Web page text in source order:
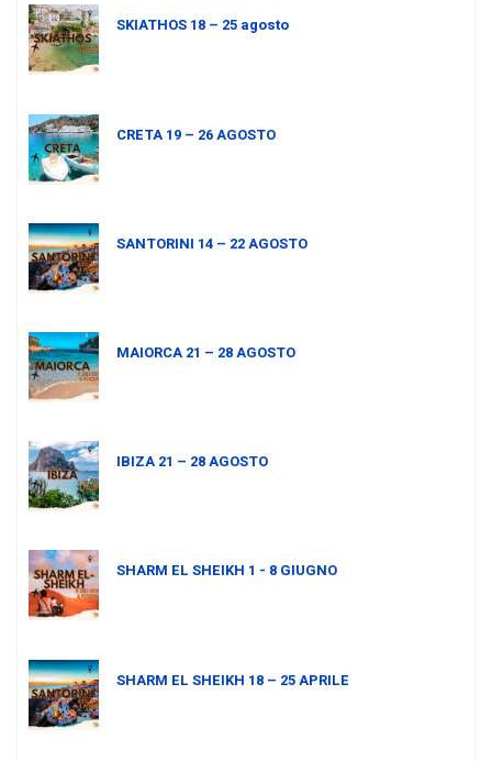
SKIATHOS 18 – 25 agosto
CRETA 19 – 26 AGOSTO
SANTORINI 14 – 22 AGOSTO
MAIORCA 21 – 28 AGOSTO
IBIZA 21 – 28 AGOSTO
SHARM EL SHEIKH 1 - 8 GIUGNO
SHARM EL SHEIKH 18 – 25 APRILE